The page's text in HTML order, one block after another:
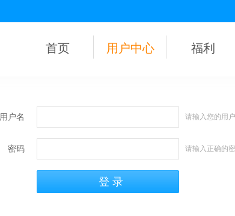
首页 用户中心 福利
用户名 请输入您的用
密码 请输入正确的